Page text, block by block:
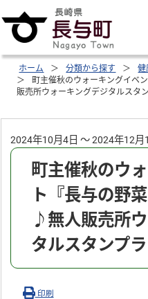
ホーム 分類から探す
健
町主催秋のウォーキングイベ
販売所ウォーキングデジタルスタ
2024年10月4日 ～ 2024年12月
町主催秋のウ
ト『長与の野
♪無人販売所
タルスタンプ
印刷